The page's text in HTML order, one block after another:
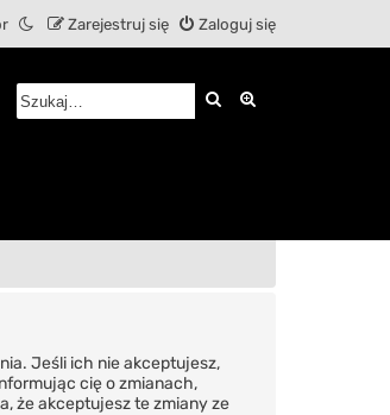
Zaloguj się
Zarejestruj się
Szukaj
Jeśli ich nie akceptujesz,
cię o zmianach,
że akceptujesz te zmiany ze